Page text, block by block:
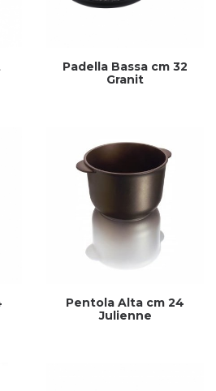
Padella Bassa cm 32
Granit
Pentola Alta cm 24
Julienne